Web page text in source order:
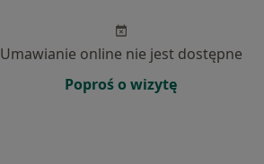
Umawianie online nie jest dostępne
Poproś o wizytę